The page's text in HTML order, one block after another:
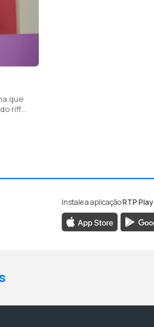
que
riff
Instale a aplicaçãoRTP Play